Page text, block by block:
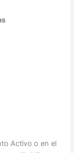
Activo o en el